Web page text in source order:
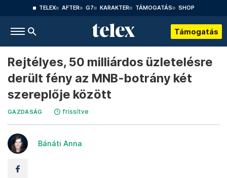
TELEX AFTER G7 KARAKTER TÁMOGATÁS SHOP
Támogatás
Rejtélyes, 50 milliárdos üzletelésre
derült fény az MNB-botrány két
szereplője között
GAZDASÁG frissítve
Bánáti Anna